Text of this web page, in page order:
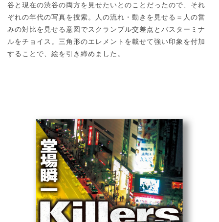
谷と現在の渋谷の両方を見せたいとのことだったので、それ
ぞれの年代の写真を捜索。人の流れ・動きを見せる＝人の営
みの対比を見せる意図でスクランブル交差点とバスターミナ
ルをチョイス。三角形のエレメントを載せて強い印象を付加
することで、絵を引き締めました。